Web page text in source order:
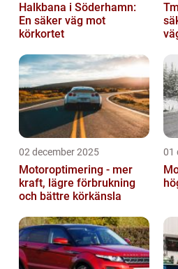
Halkbana i Söderhamn:
En säker väg mot
körkortet
02 december 2025
Motoroptimering - mer
kraft, lägre förbrukning
och bättre körkänsla
01